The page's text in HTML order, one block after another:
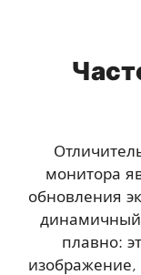
монитора
обновления
динамичный
плавно:
изображение,